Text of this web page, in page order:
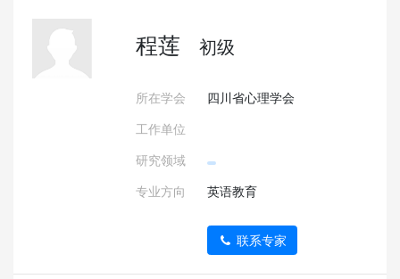
程莲 初级
所在学会
四川省心理学会
工作单位
研究领域
专业方向
英语教育
联系专家